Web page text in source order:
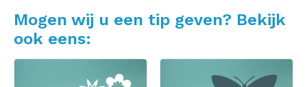
Mogen wij u een tip geven? Bekijk
ook eens: